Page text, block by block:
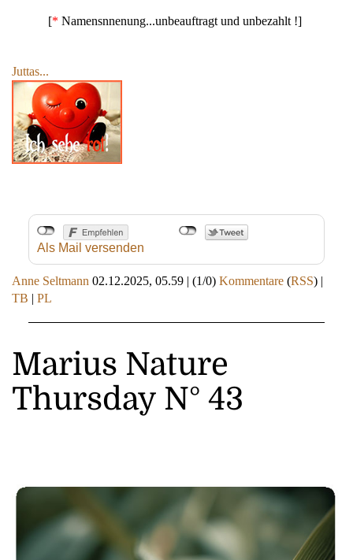
[* Namensnnenung...unbeauftragt und unbezahlt !]
Juttas...
Als Mail versenden
Anne Seltmann 02.12.2025, 05.59 | (1/0) Kommentare (RSS) |
TB | PL
Marius Nature
Thursday N° 43